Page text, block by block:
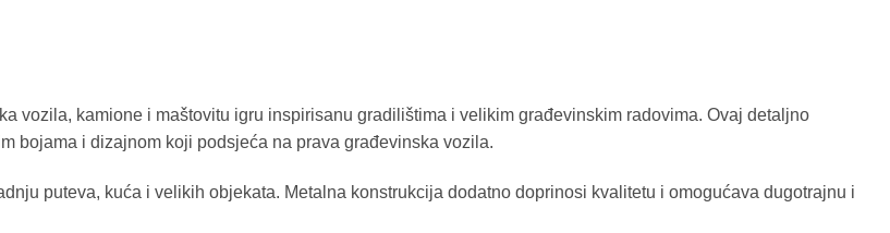
vozila, kamione i maštovitu igru inspirisanu gradilištima i velikim građevinskim radovima. Ovaj detaljno
bojama i dizajnom koji podsjeća na prava građevinska vozila.
puteva, kuća i velikih objekata. Metalna konstrukcija dodatno doprinosi kvalitetu i omogućava dugotrajnu i